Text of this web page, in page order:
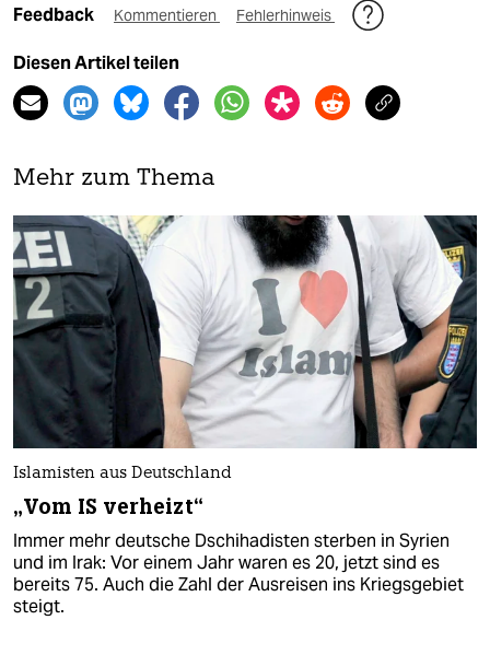
Feedback Kommentieren Fehlerhinweis
Diesen Artikel teilen
Mehr zum Thema
Islamisten aus Deutschland
„Vom IS verheizt“
Immer mehr deutsche Dschihadisten sterben in Syrien
und im Irak: Vor einem Jahr waren es 20, jetzt sind es
bereits 75. Auch die Zahl der Ausreisen ins Kriegsgebiet
steigt.